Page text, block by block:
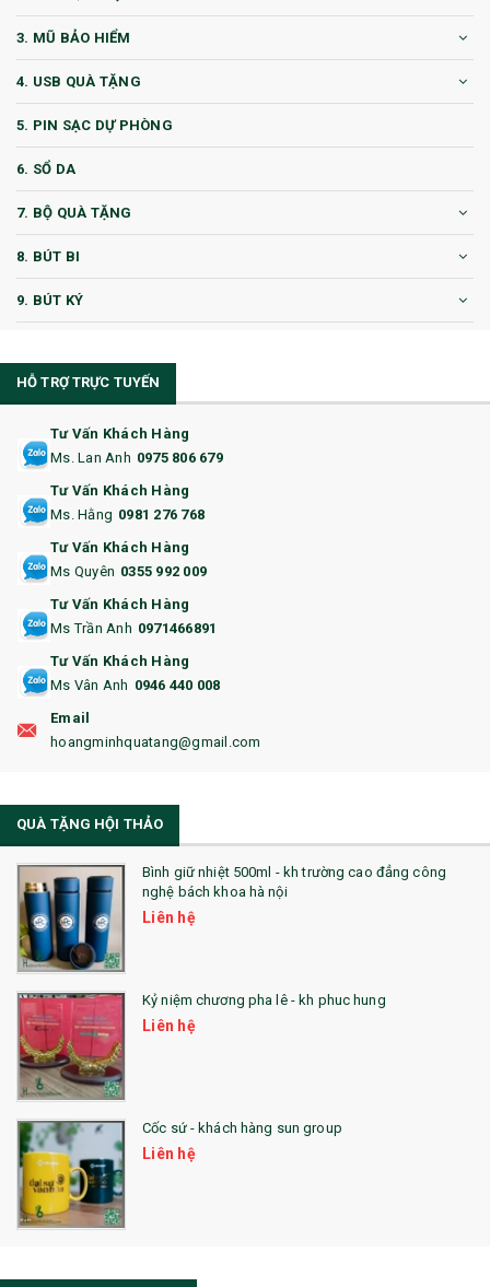
3. MŨ BẢO HIỂM
4. USB QUÀ TẶNG
5. PIN SẠC DỰ PHÒNG
6. SỔ DA
7. BỘ QUÀ TẶNG
8. BÚT BI
9. BÚT KÝ
11. CỐC/BÌNH GIỮ NHIỆT
12. BÌNH NƯỚC
14. HỘP/VÍ ĐỰNG NAMECARD
15. BỘ BẤM MÓNG
16. BAO HỘ CHIẾU
18. ẤM CHÉN QUÀ TẶNG
19. ĐỒNG HỒ TREO TƯỜNG
22. ĐỒNG HỒ ĐỂ BÀN
23. QÙA TẶNG ĐỘC ĐÁO
24. QÙA TẶNG PHA LÊ
25. QUÀ TẶNG GLASSLOCK
26. QUÀ TẶNG LUMINARC
28. BỘ ĐỒ ĂN CAO CẤP
29. MÓC KHOÁ
31. TÚI VẢI KHÔNG DỆT
32. TÚI VẢI BỐ
33. MŨ LƯỠI TRAI
HỖ TRỢ TRỰC TUYẾN
Tư Vấn Khách Hàng
Ms. Lan Anh 0975 806 679
Tư Vấn Khách Hàng
Ms. Hằng 0981 276 768
Tư Vấn Khách Hàng
Ms Quyên 0355 992 009
Tư Vấn Khách Hàng
Ms Trần Anh 0971466891
Tư Vấn Khách Hàng
Ms Vân Anh 0946 440 008
Email
hoangminhquatang@gmail.com
QUÀ TẶNG HỘI THẢO
Bình giữ nhiệt 500ml - kh trường cao đẳng công
nghệ bách khoa hà nội
Liên hệ
Kỷ niệm chương pha lê - kh phuc hung
Liên hệ
Cốc sứ - khách hàng sun group
Liên hệ